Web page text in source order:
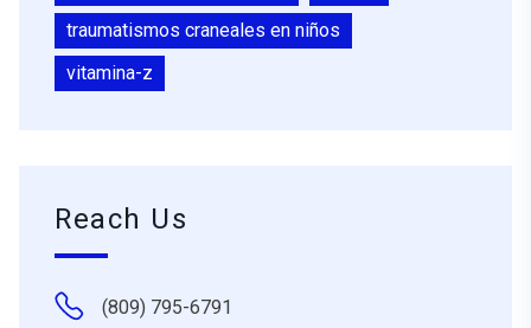
traumatismos craneales en niños
vitamina-z
Reach Us
(809) 795-6791